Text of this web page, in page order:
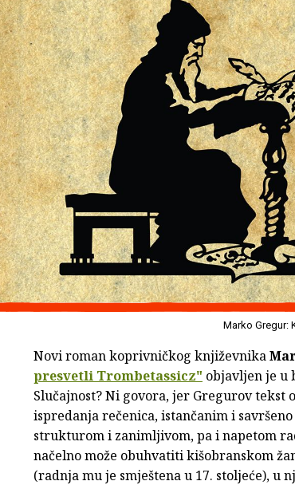
Marko Gregur:
Novi roman koprivničkog književnika
presvetli Trombetassicz" objavljen je u
Slučajnost? Ni govora, jer Gregurov tekst
ispredanja rečenica, istančanim i
strukturom i zanimljivom, pa i napetom
načelno može obuhvatiti kišobranskom
(radnja mu je smještena u 17. stoljeće), u